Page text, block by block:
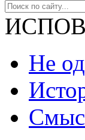
Не